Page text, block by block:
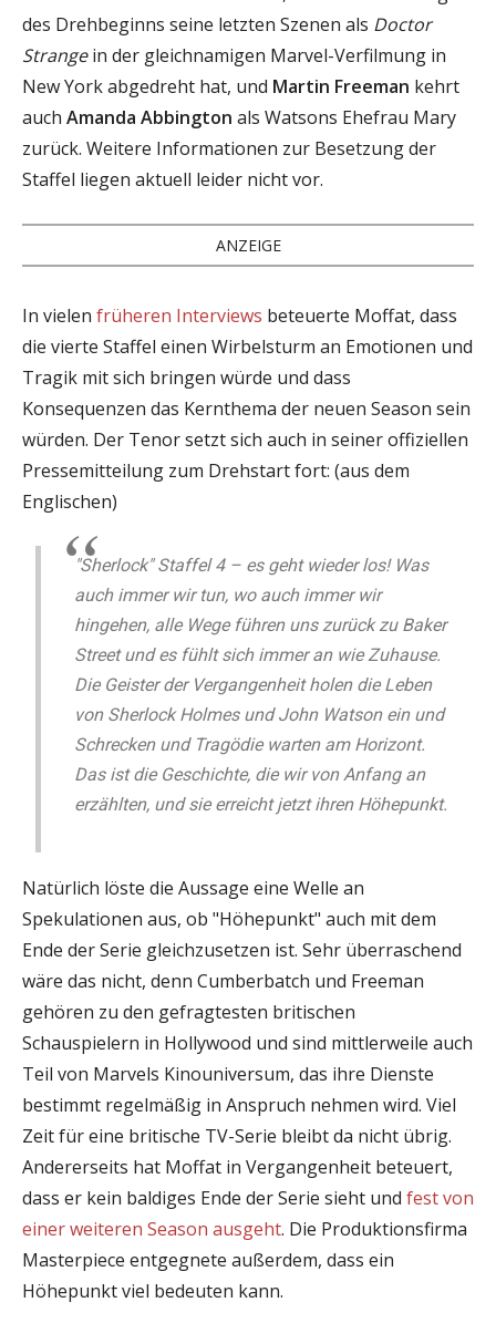
des Drehbeginns seine letzten Szenen als Doctor
Strangein der gleichnamigen Marvel-Verfilmung in
New York abgedreht hat, und Martin Freeman kehrt
auch Amanda Abbington als Watsons Ehefrau Mary
zurück. Weitere Informationen zur Besetzung der
Staffel liegen aktuell leider nicht vor.
ANZEIGE
In vielen früheren Interviews beteuerte Moffat, dass
die vierte Staffel einen Wirbelsturm an Emotionen und
Tragik mit sich bringen würde und dass
Konsequenzen das Kernthema der neuen Season sein
würden. Der Tenor setzt sich auch in seiner offiziellen
Pressemitteilung zum Drehstart fort: (aus dem
Englischen)
"Sherlock" Staffel 4 – es geht wieder los! Was
auch immer wir tun, wo auch immer wir
hingehen, alle Wege führen uns zurück zu Baker
Street und es fühlt sich immer an wie Zuhause.
Die Geister der Vergangenheit holen die Leben
von Sherlock Holmes und John Watson ein und
Schrecken und Tragödie warten am Horizont.
Das ist die Geschichte, die wir von Anfang an
erzählten, und sie erreicht jetzt ihren Höhepunkt.
Natürlich löste die Aussage eine Welle an
Spekulationen aus, ob "Höhepunkt" auch mit dem
Ende der Serie gleichzusetzen ist. Sehr überraschend
wäre das nicht, denn Cumberbatch und Freeman
gehören zu den gefragtesten britischen
Schauspielern in Hollywood und sind mittlerweile auch
Teil von Marvels Kinouniversum, das ihre Dienste
bestimmt regelmäßig in Anspruch nehmen wird. Viel
Zeit für eine britische TV-Serie bleibt da nicht übrig.
Andererseits hat Moffat in Vergangenheit beteuert,
dass er kein baldiges Ende der Serie sieht und fest von
einer weiteren Season ausgeht. Die Produktionsfirma
Masterpiece entgegnete außerdem, dass ein
Höhepunkt viel bedeuten kann.